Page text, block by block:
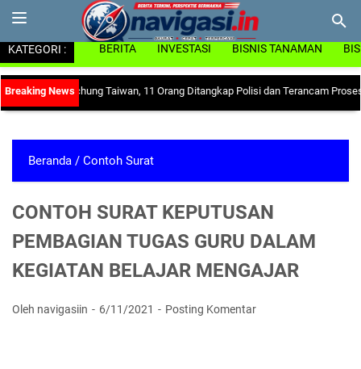
KATEGORI : BERITA INVESTASI BISNIS TANAMAN
Taichung Taiwan, 11 Orang Ditangkap Polisi dan Terancam Proses Hukum|
Beranda / Contoh Surat
CONTOH SURAT KEPUTUSAN
PEMBAGIAN TUGAS GURU DALAM
KEGIATAN BELAJAR MENGAJAR
Oleh navigasiin 6/11/2021 Posting Komentar